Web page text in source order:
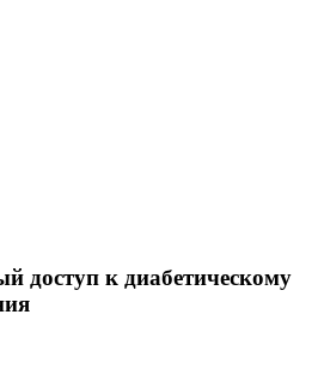
доступ к диабетическому